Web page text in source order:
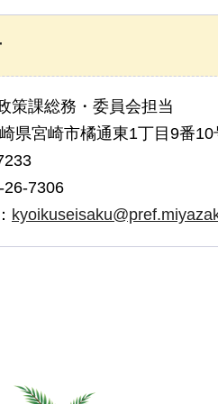
策課総務・委員会担当
県宮崎市橘通東1丁目9番10
26-7306